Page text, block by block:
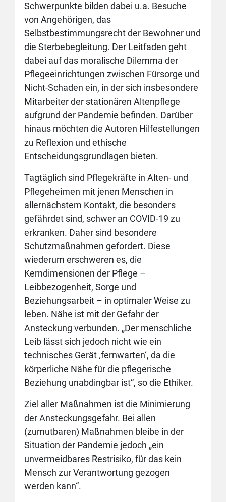
Schwerpunkte bilden dabei u.a. Besuche
von Angehörigen, das
Selbstbestimmungsrecht der Bewohner und
die Sterbebegleitung. Der Leitfaden geht
dabei auf das moralische Dilemma der
Pflegeeinrichtungen zwischen Fürsorge und
Nicht-Schaden ein, in der sich insbesondere
Mitarbeiter der stationären Altenpflege
aufgrund der Pandemie befinden. Darüber
hinaus möchten die Autoren Hilfestellungen
zu Reflexion und ethische
Entscheidungsgrundlagen bieten.
Tagtäglich sind Pflegekräfte in Alten- und
Pflegeheimen mit jenen Menschen in
allernächstem Kontakt, die besonders
gefährdet sind, schwer an COVID-19 zu
erkranken. Daher sind besondere
Schutzmaßnahmen gefordert. Diese
wiederum erschweren es, die
Kerndimensionen der Pflege –
Leibbezogenheit, Sorge und
Beziehungsarbeit – in optimaler Weise zu
leben. Nähe ist mit der Gefahr der
Ansteckung verbunden. „Der menschliche
Leib lässt sich jedoch nicht wie ein
technisches Gerät ‚fernwarten‘, da die
körperliche Nähe für die pflegerische
Beziehung unabdingbar ist“, so die Ethiker.
Ziel aller Maßnahmen ist die Minimierung
der Ansteckungsgefahr. Bei allen
(zumutbaren) Maßnahmen bleibe in der
Situation der Pandemie jedoch „ein
unvermeidbares Restrisiko, für das kein
Mensch zur Verantwortung gezogen
werden kann“.